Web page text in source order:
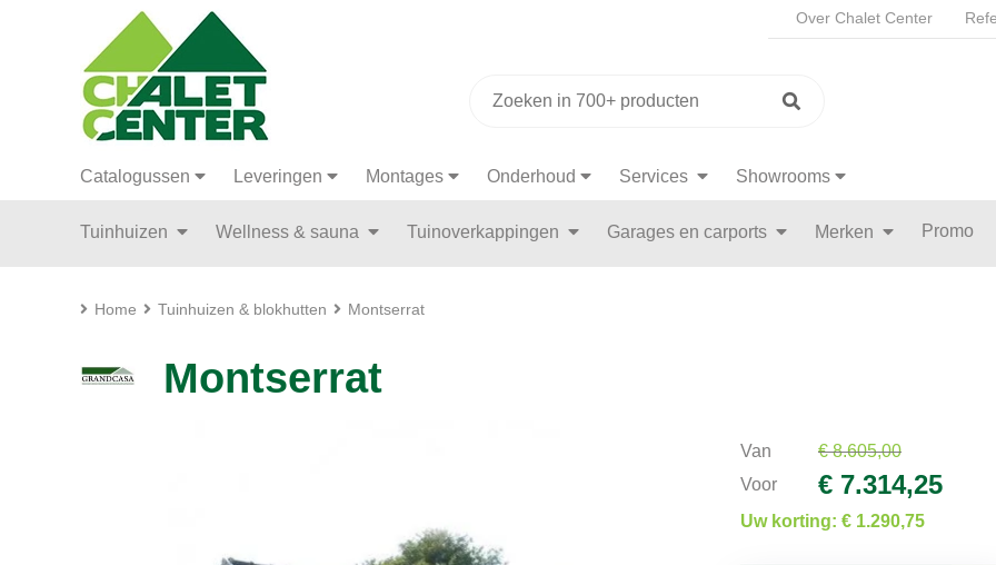
Over Chalet Center
Catalogussen Leveringen Montages Onderhoud Services Showrooms
Tuinhuizen Wellness & sauna Tuinoverkappingen Garages en carports Merken Promo
Home Tuinhuizen & blokhutten Montserrat
Montserrat
Van
€ 8.605,00
Voor
€ 7.314,25
Uw korting: € 1.290,75